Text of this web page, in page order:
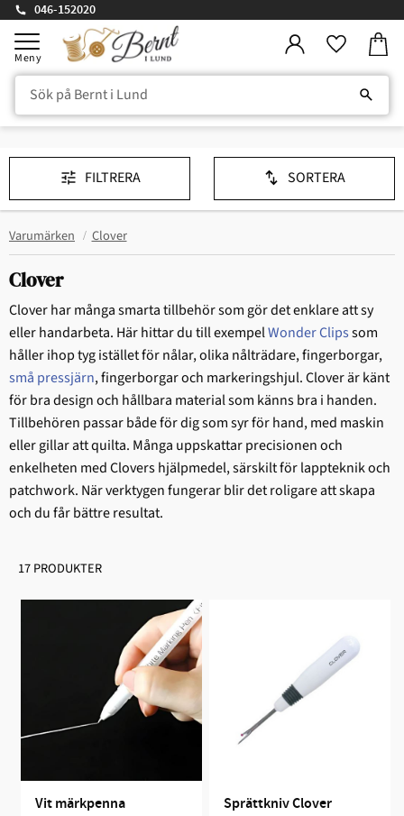
Meny
046-152020
Varumärken Clover
Clover
Clover har många smarta tillbehör som gör det enklare att sy
eller handarbeta. Här hittar du till exempelWonder Clipssom
håller ihop tyg istället för nålar, olika nålträdare, fingerborgar,
små pressjärn, fingerborgar och markeringshjul. Clover är känt
för bra design och hållbara material som känns bra i handen.
Tillbehören passar både för dig som syr för hand, med maskin
eller gillar att quilta. Många uppskattar precisionen och
enkelheten med Clovers hjälpmedel, särskilt för lappteknik och
patchwork. När verktygen fungerar blir det roligare att skapa
och du får bättre resultat.
17 PRODUKTER
FILTRERA SORTERA
Vit märkpenna
Sprättkniv Clover